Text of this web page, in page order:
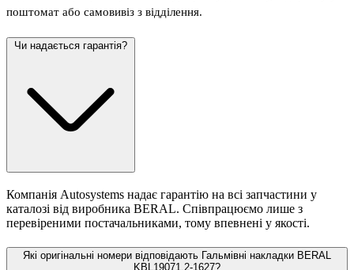
поштомат або самовивіз з відділення.
Чи надається гарантія?
Компанія Autosystems надає гарантію на всі запчастини у
каталозі від виробника BERAL. Співпрацюємо лише з
перевіреними постачальниками, тому впевнені у якості.
Які оригінальні номери відповідають Гальмівні накладки BERAL
KBL19071.2-1627?